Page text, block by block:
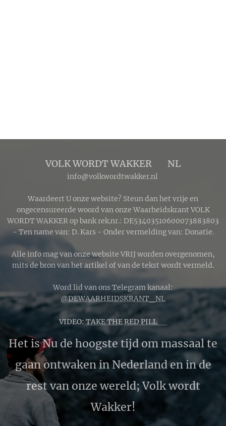
VOLK WORDT WAKKER 🔴 NL
info@volkwordtwakker.nl
Waardeert U onze website? Steun dan het vrije en
ongecensureerde woord van onze Waarheidskrant VOLK
WORDT WAKKER op bank rek.nr.: DE53403510600073883803
- Ten name van: D. Kars - Onder vermelding van: Donatie.
Alle info mag van onze website VRIJ worden overgenomen,
mits de bron van het artikel of van de tekst wordt vermeld.
Word lid van ons Telegram kanaal:
@DEWAARHEIDSKRANT_NL
VIDEO: TAKE THE RED PILL 🔴
Het is Nu de hoogste tijd om massaal te
gaan ontwaken in Nederland en in de
rest van onze wereld; Volk wordt
Wakker!